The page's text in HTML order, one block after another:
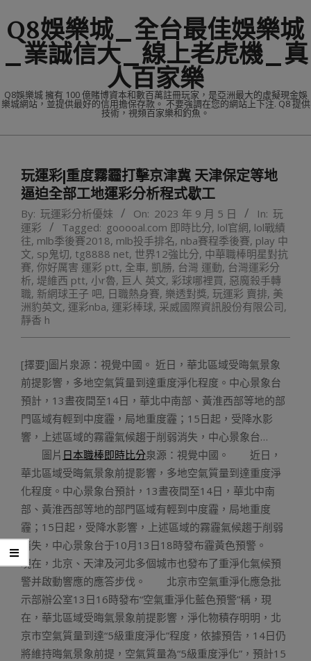
to
content
Q8娛樂城_全台最佳娛樂城
_業誠信大_線上老虎機_真
人百家樂
Q8娛樂城 擁有 100 億賭博資本和數百萬註冊玩家，是亞洲最大的虛擬現金娛
樂城網站，並提供最好的信用擔保存款。 不要強調在您的網站上下注. Q8 提供
技術，視頻百家樂和釣魚。
Menu玩運彩|重度霧霾打擊京津冀 天津保定等地
逼迫全部工地運彩分析程式歇工
By: 玩運彩分析優妹 On: 2023 年 9 月 5 日 In: 玩
運彩
Tagged: gooooal.com 即時比分, lol官網, lol戰績
往, mlb季後賽2018, mlb投手排名, nba賽程季後賽, play 中
文, sp鬼切, tg8888 net, 世界12強比分, 中華職棒明星對抗
賽, 你好厲害 運彩 ptt, 全車, 凱勝, 台灣 運動, 台灣運彩分
析, 堤維西 ptt, 小r魯, 巨人 英文, 彩球哪裡買, 惡魔殺手轉
職, 新網球王子 吧, 日職熱身賽, 樂透對獎, 玩運彩 賣排, 美
洲豹英文, 運彩nba, 運彩棒球, 采威國際資訊股份有限公司,
靜香 h
[擇要]圖片泉源：視覺中國。 近日，華北區域受晦氣景象
前提影響，多地空氣質量到達重度淨化程度。中心景象台
預計，13晝夜間至14日，華北中南部、黃淮西部等地的部
門區域有輕到中度霾，局地重度霾；15日起，受降水影
響，上述區域的霧霾氣候趨于削弱消失，中心景象台…
圖片 日本職棒即時比分泉源：視覺中國。 近日，
華北區域受晦氣景象前提影響，多地空氣質量到達重度淨
化程度。中心景象台預計，13晝夜間至14日，華北中南
部、黃淮西部等地的部門區域有輕到中度霾，局地重度
霾；15日起，受降水影響，上述區域的霧霾氣候趨于削弱
消失，中心景象台于10月13日18時發布霾黃色預警。
現在，北京、天津及河北多個城市也發布了重淨化氣候預
警并啟動響應的應答步伐。 北京市空氣重淨化應急批
示部辦公室13日16時發布“空氣重淨化藍色預警”稱，現
在，華北區域受晦氣景象前提影響，淨化物積存明明，北
京市空氣質量到達“5級重度淨化”程度，依據預告，14日仍
將維持晦氣景象前提，空氣質量為“5級重度淨化”，預計15